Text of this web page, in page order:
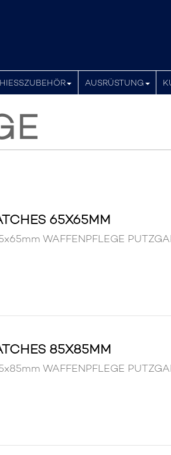
AUSRÜSTUNG
65X65MM
WAFFENPFLEGE
85X85MM
WAFFENPFLEGE